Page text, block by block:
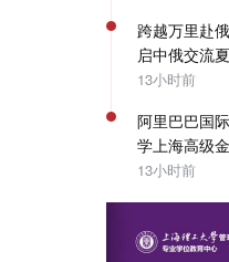
跨越万里赴
启中俄交流
13小时前
阿里巴巴国
学上海高级金融学院 在全
业出海系统
13小时前